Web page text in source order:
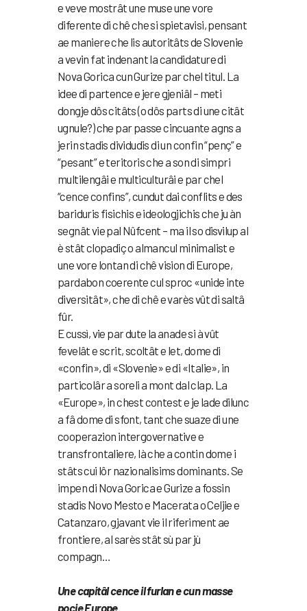
e veve mostrât une muse une vore
diferente di chê che si spietavisi, pensant
ae maniere che lis autoritâts de Slovenie
a vevin fat indenant la candidature di
Nova Gorica cun Gurize par chel titul. La
idee di partence e jere gjeniâl – meti
dongje dôs citâts (o dôs parts di une citât
ugnule?) che par passe cincuante agns a
jerin stadis dividudis di un confin “penç” e
“pesant” e teritoris che a son di simpri
multilengâi e multiculturâi e par chel
“cence confins”, cundut dai conflits e des
bariduris fisichis e ideologjichis che ju àn
segnât vie pal Nûfcent – ma il so disvilup al
è stât clopadiç o almancul minimalist e
une vore lontan di chê vision di Europe,
pardabon coerente cul sproc «unide inte
diversitât», che di chê e varès vût di saltâ
fûr.
E cussì, vie par dute la anade si à vût
fevelât e scrit, scoltât e let, dome di
«confin», di «Slovenie» e di «Italie», in
particolâr a soreli a mont dal clap. La
«Europe», in chest contest e je lade dilunc
a fâ dome di sfont, tant che suaze di une
cooperazion intergovernative e
transfrontaliere, là che a contin dome i
stâts cui lôr nazionalisims dominants. Se
impen di Nova Gorica e Gurize a fossin
stadis Novo Mesto e Macerata o Celjie e
Catanzaro, gjavant vie il riferiment ae
frontiere, al sarès stât sù par jù
compagn…
Une capitâl cence il furlan e cun masse
pocje Europe